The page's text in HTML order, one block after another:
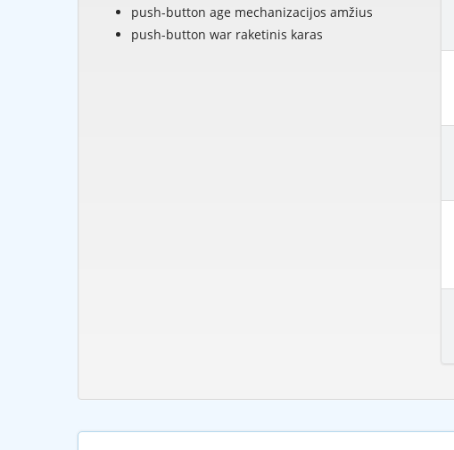
push-button age mechanizacijos amžius
push-button war raketinis karas